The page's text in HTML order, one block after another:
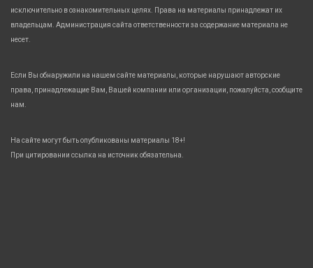
исключительно в ознакомительных целях. Права на материалы принадлежат их
владельцам. Администрация сайта ответственности за содержание материала не
несет.
Если Вы обнаружили на нашем сайте материалы, которые нарушают авторские
права, принадлежащие Вам, Вашей компании или организации, пожалуйста, сообщите
нам.
На сайте могут быть опубликованы материалы 18+!
При цитировании ссылка на источник обязательна.